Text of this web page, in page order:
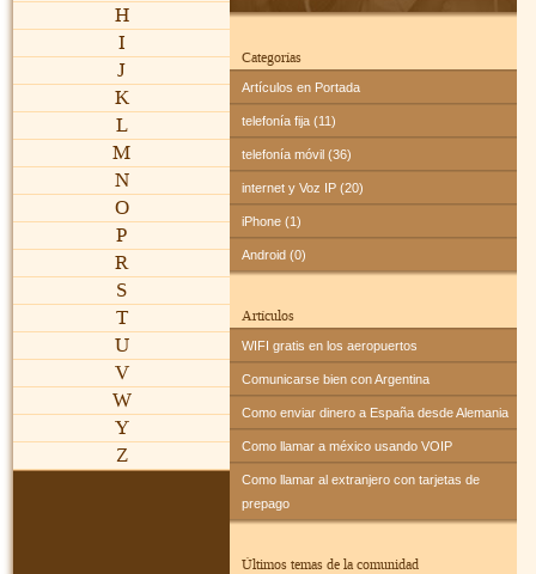
H
I
J
K
L
M
N
O
P
R
S
T
U
V
W
Y
Z
Categorías
Artículos en Portada
telefonía fija (11)
telefonía móvil (36)
internet y Voz IP (20)
iPhone (1)
Android (0)
Artículos
WIFI gratis en los aeropuertos
Comunicarse bien con Argentina
Como enviar dinero a España desde Alemania
Como llamar a méxico usando VOIP
Como llamar al extranjero con tarjetas de
prepago
Últimos temas de la comunidad